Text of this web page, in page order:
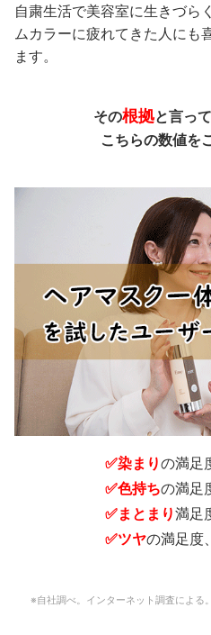
自粛生活で美容室に生きづら
ムカラーに疲れてきた人にも
ます。
その根拠と言っ
こちらの数値を
✅染まりの満足
✅色持ちの満足
✅まとまり満足
✅ツヤの満足度
※自社調べ。インターネット調査によ